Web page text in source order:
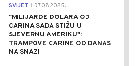
SVIJET 07.08.2025.
"MILIJARDE DOLARA OD
CARINA SADA STIŽU U
SJEVERNU AMERIKU":
TRAMPOVE CARINE OD DANAS
NA SNAZI